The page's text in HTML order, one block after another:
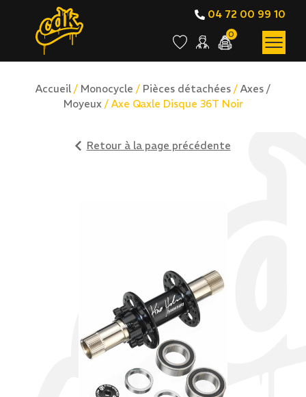
04 72 00 99 10
0
Accueil / Monocycle / Pièces détachées / Axes /
Moyeux / Axe Qaxle Disque 36T Noir
Retour à la page précédente